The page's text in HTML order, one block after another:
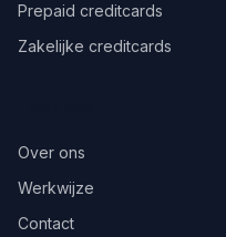
Prepaid creditcards
Zakelijke creditcards
Over ons
Werkwijze
Contact